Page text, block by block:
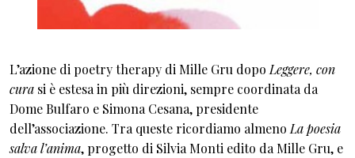
L’azione di poetry therapy di Mille Gru dopo Leggere, con
cura si è estesa in più direzioni, sempre coordinata da
Dome Bulfaro e Simona Cesana, presidente
dell’associazione. Tra queste ricordiamo almeno La poesia
salva l’anima, progetto di Silvia Monti edito da Mille Gru, e